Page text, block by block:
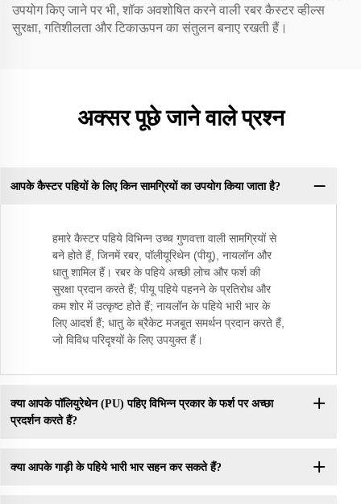
उपयोग किए जाने पर भी, शॉक अवशोषित करने वाली रबर कैस्टर व्हील्स
सुरक्षा, गतिशीलता और टिकाऊपन का संतुलन बनाए रखती हैं।
अक्सर पूछे जाने वाले प्रश्न
आपके कैस्टर पहियों के लिए किन सामग्रियों का उपयोग किया जाता है?
हमारे कैस्टर पहिये विभिन्न उच्च गुणवत्ता वाली सामग्रियों से
बने होते हैं, जिनमें रबर, पॉलीयूरिथेन (पीयू), नायलॉन और
धातु शामिल हैं। रबर के पहिये अच्छी लोच और फर्श की
सुरक्षा प्रदान करते हैं; पीयू पहिये पहनने के प्रतिरोध और
कम शोर में उत्कृष्ट होते हैं; नायलॉन के पहिये भारी भार के
लिए आदर्श हैं; धातु के ब्रैकेट मजबूत समर्थन प्रदान करते हैं,
जो विविध परिदृश्यों के लिए उपयुक्त हैं।
क्या आपके पॉलियुरेथेन (PU) पहिए विभिन्न प्रकार के फर्श पर अच्छा
प्रदर्शन करते हैं?
क्या आपके गाड़ी के पहिये भारी भार सहन कर सकते हैं?